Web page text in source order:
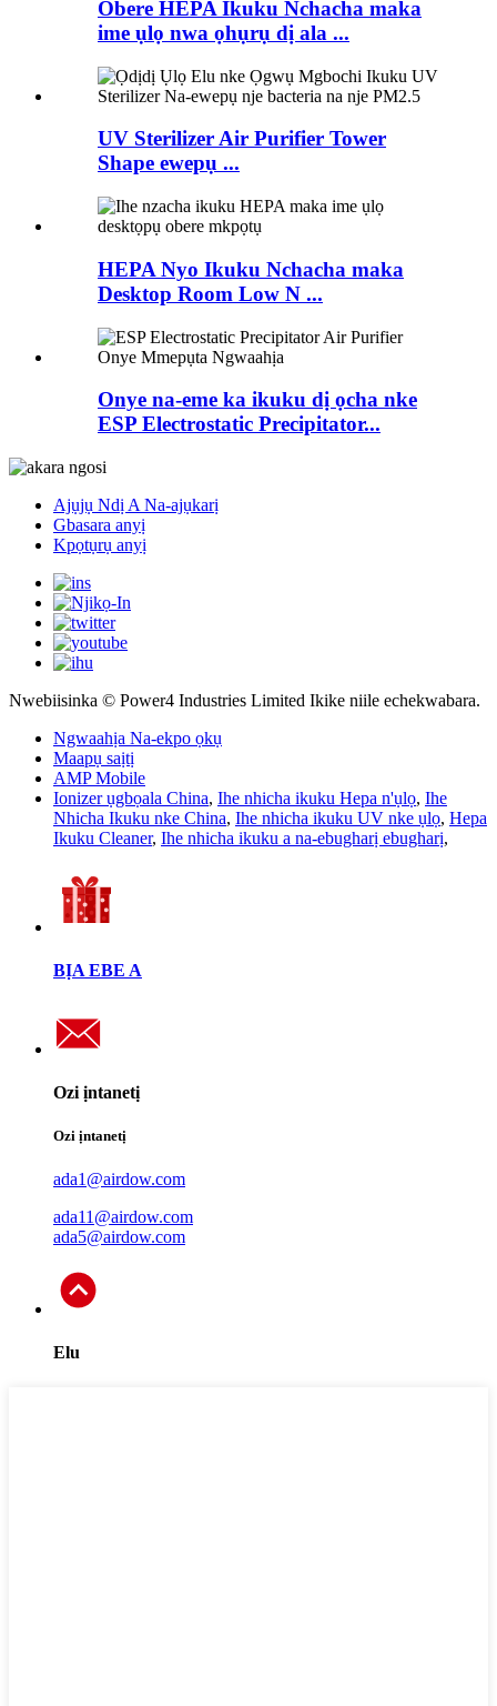
Obere HEPA Ikuku Nchacha maka
ime ụlọ nwa ọhụrụ dị ala ...
UV Sterilizer Air Purifier Tower
Shape ewepụ ...
HEPA Nyo Ikuku Nchacha maka
Desktop Room Low N ...
Onye na-eme ka ikuku dị ọcha nke
ESP Electrostatic Precipitator...
Ajụjụ Ndị A Na-ajụkarị
Gbasara anyị
Kpọtụrụ anyị
Nwebiisinka © Power4 Industries Limited Ikike niile echekwabara.
Ngwaahịa Na-ekpo ọkụ
Maapụ saịtị
AMP Mobile
Ionizer ụgbọala China, Ihe nhicha ikuku Hepa n'ụlọ, Ihe
Nhicha Ikuku nke China, Ihe nhicha ikuku UV nke ụlọ, Hepa
Ikuku Cleaner, Ihe nhicha ikuku a na-ebugharị ebugharị,
BỊA EBE A
Ozi ịntanetị
Ozi ịntanetị
ada1@airdow.com
ada11@airdow.com
ada5@airdow.com
Elu